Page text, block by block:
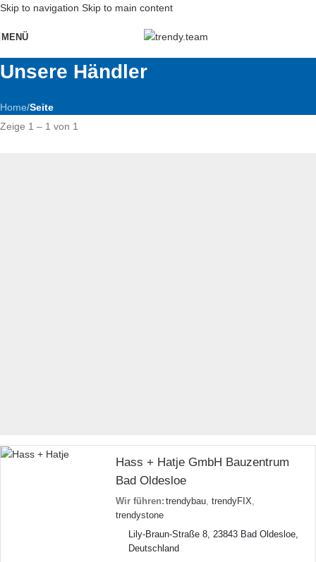
Skip to navigation Skip to main content
MENÜ
Unsere Händler
Home/Seite
Zeige 1 – 1 von 1
Hass + Hatje GmbH Bauzentrum
Bad Oldesloe
Wir führen: trendybau,trendyFIX,
trendystone
Lily-Braun-Straße 8, 23843 Bad Oldesloe,
Deutschland